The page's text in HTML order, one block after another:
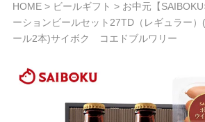
HOME ビールギフト
お中元【
ーションビールセット27TD（レギュラー
ール2本)サイボク コエドブルワリー